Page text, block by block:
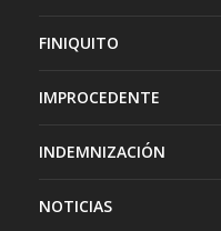
FINIQUITO
IMPROCEDENTE
INDEMNIZACIÓN
NOTICIAS